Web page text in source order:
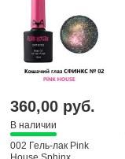
360,00 руб.
В наличии
002 Гель-лак Pink